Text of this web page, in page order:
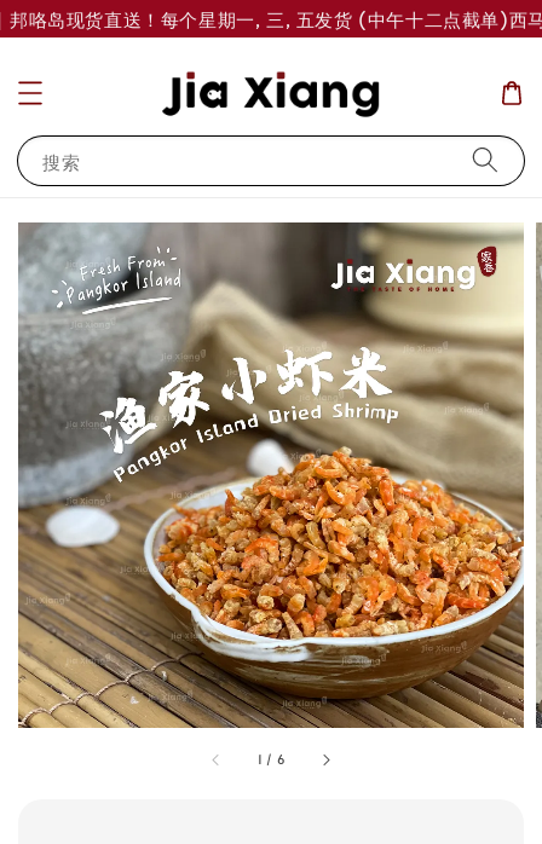
咯岛现货直送！每个星期一, 三, 五发货 (中午十二点截单)西马
搜索
1 / 6